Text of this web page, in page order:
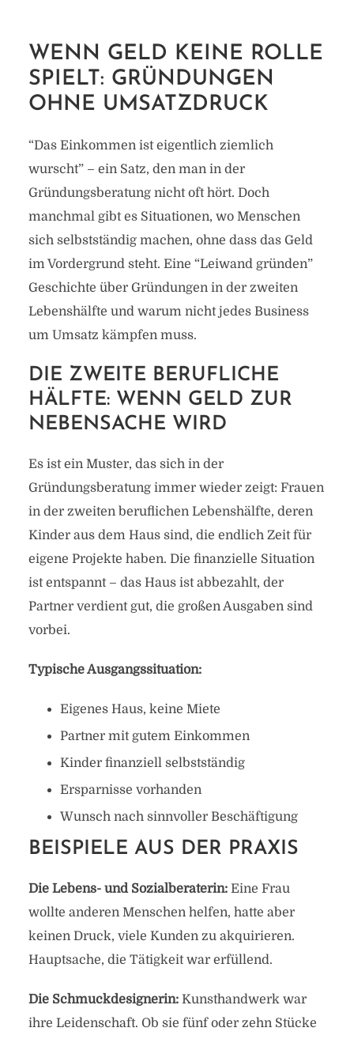
WENN GELD KEINE ROLLE
SPIELT: GRÜNDUNGEN
OHNE UMSATZDRUCK
“Das Einkommen ist eigentlich ziemlich
wurscht” – ein Satz, den man in der
Gründungsberatung nicht oft hört. Doch
manchmal gibt es Situationen, wo Menschen
sich selbstständig machen, ohne dass das Geld
im Vordergrund steht. Eine “Leiwand gründen”
Geschichte über Gründungen in der zweiten
Lebenshälfte und warum nicht jedes Business
um Umsatz kämpfen muss.
DIE ZWEITE BERUFLICHE
HÄLFTE: WENN GELD ZUR
NEBENSACHE WIRD
Es ist ein Muster, das sich in der
Gründungsberatung immer wieder zeigt: Frauen
in der zweiten beruflichen Lebenshälfte, deren
Kinder aus dem Haus sind, die endlich Zeit für
eigene Projekte haben. Die finanzielle Situation
ist entspannt – das Haus ist abbezahlt, der
Partner verdient gut, die großen Ausgaben sind
vorbei.
Typische Ausgangssituation:
Eigenes Haus, keine Miete
Partner mit gutem Einkommen
Kinder finanziell selbstständig
Ersparnisse vorhanden
Wunsch nach sinnvoller Beschäftigung
BEISPIELE AUS DER PRAXIS
Die Lebens- und Sozialberaterin:Eine Frau
wollte anderen Menschen helfen, hatte aber
keinen Druck, viele Kunden zu akquirieren.
Hauptsache, die Tätigkeit war erfüllend.
Die Schmuckdesignerin:Kunsthandwerk war
ihre Leidenschaft. Ob sie fünf oder zehn Stücke